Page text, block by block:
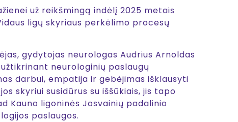
už reikšmingą indėlį 2025 metais
ligų skyriaus perkėlimo procesų
gydytojas neurologas Audrius Arnoldas
neurologinių paslaugų
darbui, empatija ir gebėjimas išklausyti
skyriui susidūrus su iššūkiais, jis tapo
Kauno ligoninės Josvainių padalinio
paslaugos.